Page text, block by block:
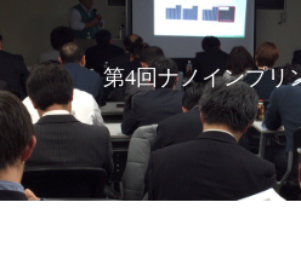
第4回ナノインプリ